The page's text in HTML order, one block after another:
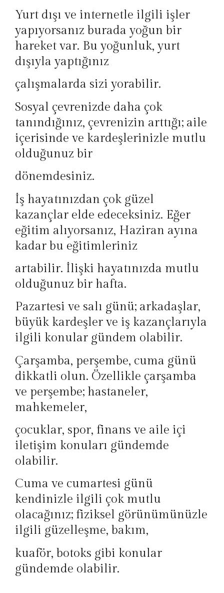
Yurt dışı ve internetle ilgili işler
yapıyorsanız burada yoğun bir
hareket var. Bu yoğunluk, yurt
dışıyla yaptığınız
çalışmalarda sizi yorabilir.
Sosyal çevrenizde daha çok
tanındığınız, çevrenizin arttığı; aile
içerisinde ve kardeşlerinizle mutlu
olduğunuz bir
dönemdesiniz.
İş hayatınızdan çok güzel
kazançlar elde edeceksiniz. Eğer
eğitim alıyorsanız, Haziran ayına
kadar bu eğitimleriniz
artabilir. İlişki hayatınızda mutlu
olduğunuz bir hafta.
Pazartesi ve salı günü; arkadaşlar,
büyük kardeşler ve iş kazançlarıyla
ilgili konular gündem olabilir.
Çarşamba, perşembe, cuma günü
dikkatli olun. Özellikle çarşamba
ve perşembe; hastaneler,
mahkemeler,
çocuklar, spor, finans ve aile içi
iletişim konuları gündemde
olabilir.
Cuma ve cumartesi günü
kendinizle ilgili çok mutlu
olacağınız; fiziksel görünümünüzle
ilgili güzelleşme, bakım,
kuaför, botoks gibi konular
gündemde olabilir.